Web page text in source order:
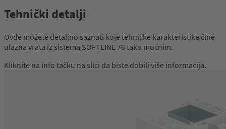
Tehnički detalji
Ovde možete detaljno saznati koje tehničke karakteristike čine
ulazna vrata iz sistema SOFTLINE 76 tako moćnim.
Kliknite na info tačku na slici da biste dobili više informacija.